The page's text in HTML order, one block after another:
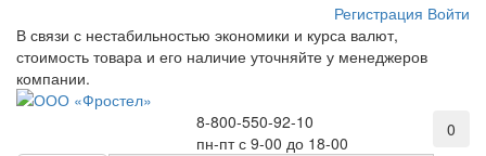
Регистрация Войти
В связи с нестабильностью экономики и курса валют,
стоимость товара и его наличие уточняйте у менеджеров
компании.
8-800-550-92-10
пн-пт с 9-00 до 18-00
0